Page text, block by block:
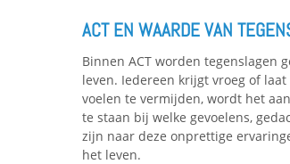
ACT EN WAARDE VAN
Binnen ACT worden tegenslagen
leven. Iedereen krijgt vroeg of
voelen te vermijden, wordt het
te staan bij welke gevoelens,
zijn naar deze onprettige
het leven.